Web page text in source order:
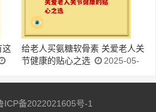
这
给老人买氨糖软骨素 关爱老人关
节健康的贴心之选
2025-05-
ICP备2022021605号-1